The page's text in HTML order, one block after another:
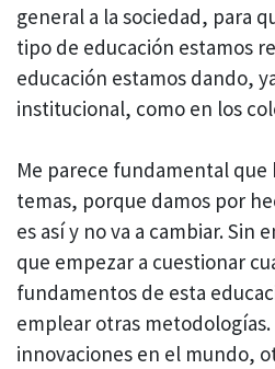
general a la sociedad, para
tipo de educación estamos
educación estamos dando,
institucional, como en los
Me parece fundamental que
temas, porque damos por
es así y no va a cambiar. Sin
que empezar a cuestionar
fundamentos de esta
emplear otras metodologías.
innovaciones en el mundo,